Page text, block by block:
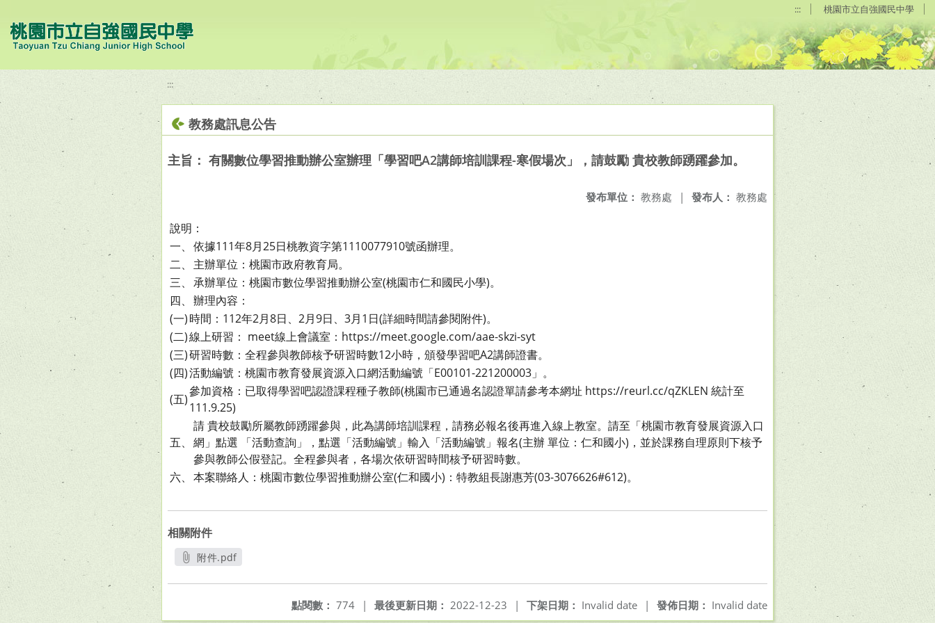
::: 桃園市立自強國民中學
:::
教務處訊息公告
主旨： 有關數位學習推動辦公室辦理「學習吧A2講師培訓課程-寒假場次」，請鼓勵 貴校教師踴躍參加。
發布人： 教務處
發布單位： 教務處 |
說明：
一、 依據111年8月25日桃教資字第1110077910號函辦理。
二、
主辦單位：桃園市政府教育局。
三、 承辦單位：桃園市數位學習推動辦公室(桃園市仁和國民小學)。
四、 辦理內容：
(一)時間：112年2月8日、2月9日、3月1日(詳細時間請參閱附件)。
(二)線上研習： meet線上會議室：https://meet.google.com/aae-skzi-syt
(三)研習時數：全程參與教師核予研習時數12小時，頒發學習吧A2講師證書。
(四)活動編號：桃園市教育發展資源入口網活動編號「E00101-221200003」。
(五)
參加資格：已取得學習吧認證課程種子教師(桃園市已通過名認證單請參考本網址 https://reurl.cc/qZKLEN 統計至
111.9.25)
五、
請 貴校鼓勵所屬教師踴躍參與，此為講師培訓課程，請務必報名後再進入線上教室。請至「桃園市教育發展資源入口
網」點選 「活動查詢」，點選「活動編號」輸入「活動編號」報名(主辦 單位：仁和國小)，並於課務自理原則下核予
參與教師公假登記。全程參與者，各場次依研習時間核予研習時數。
六、 本案聯絡人：桃園市數位學習推動辦公室(仁和國小)：特教組長謝惠芳(03-3076626#612)。
相關附件
附件.pdf
發佈日期： Invalid date
下架日期： Invalid date |
最後更新日期： 2022-12-23 |
點閱數： 774 |